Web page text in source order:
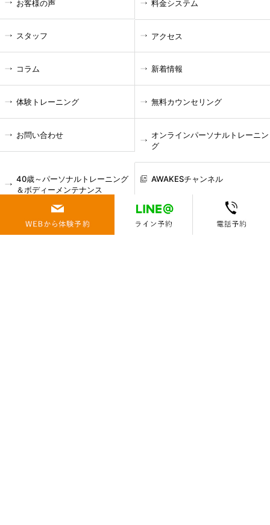
お客様の声 料金システム
スタッフ アクセス
コラム 新着情報
体験トレーニング 無料カウンセリング
お問い合わせ
オンラインパーソナルトレーニン
グ
40歳～パーソナルトレーニング
＆ボディーメンテナンス
AWAKESチャンネル